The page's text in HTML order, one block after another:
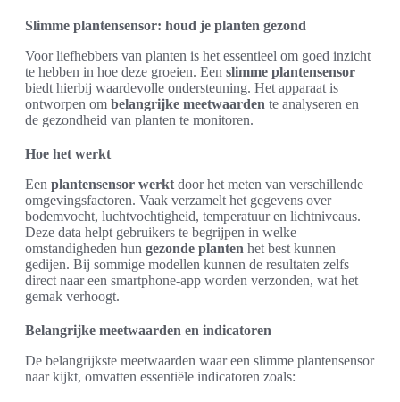
Slimme plantensensor: houd je planten gezond
Voor liefhebbers van planten is het essentieel om goed inzicht
te hebben in hoe deze groeien. Een slimme plantensensor
biedt hierbij waardevolle ondersteuning. Het apparaat is
ontworpen om belangrijke meetwaarden te analyseren en
de gezondheid van planten te monitoren.
Hoe het werkt
Een plantensensor werkt door het meten van verschillende
omgevingsfactoren. Vaak verzamelt het gegevens over
bodemvocht, luchtvochtigheid, temperatuur en lichtniveaus.
Deze data helpt gebruikers te begrijpen in welke
omstandigheden hun gezonde planten het best kunnen
gedijen. Bij sommige modellen kunnen de resultaten zelfs
direct naar een smartphone-app worden verzonden, wat het
gemak verhoogt.
Belangrijke meetwaarden en indicatoren
De belangrijkste meetwaarden waar een slimme plantensensor
naar kijkt, omvatten essentiële indicatoren zoals: